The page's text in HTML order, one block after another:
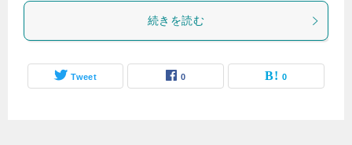
続きを読む
Tweet 0 0